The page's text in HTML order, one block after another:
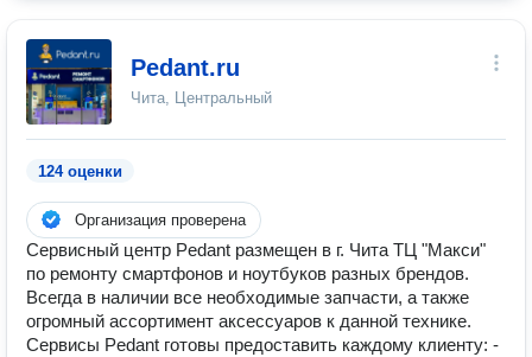
Pedant.ru
Чита, Центральный
124 оценки
Организация проверена
Сервисный центр Pedant размещен в г. Чита ТЦ "Макси"
по ремонту смартфонов и ноутбуков разных брендов.
Всегда в наличии все необходимые запчасти, а также
огромный ассортимент аксессуаров к данной технике.
Сервисы Pedant готовы предоставить каждому клиенту: -